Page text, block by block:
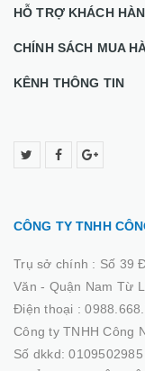
HỖ TRỢ KHÁCH
CHÍNH SÁCH MUA
KÊNH THÔNG TIN
CÔNG TY TNHH
Trụ sở chính : Số 39
Văn - Quận Nam Từ
Điện thoại :
Công ty TNHH Công
Số dkkd: 0109502985